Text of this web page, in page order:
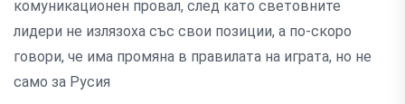
комуникационен провал, след като световните
лидери не излязоха със свои позиции, а по-скоро
говори, че има промяна в правилата на играта, но не
само за Русия